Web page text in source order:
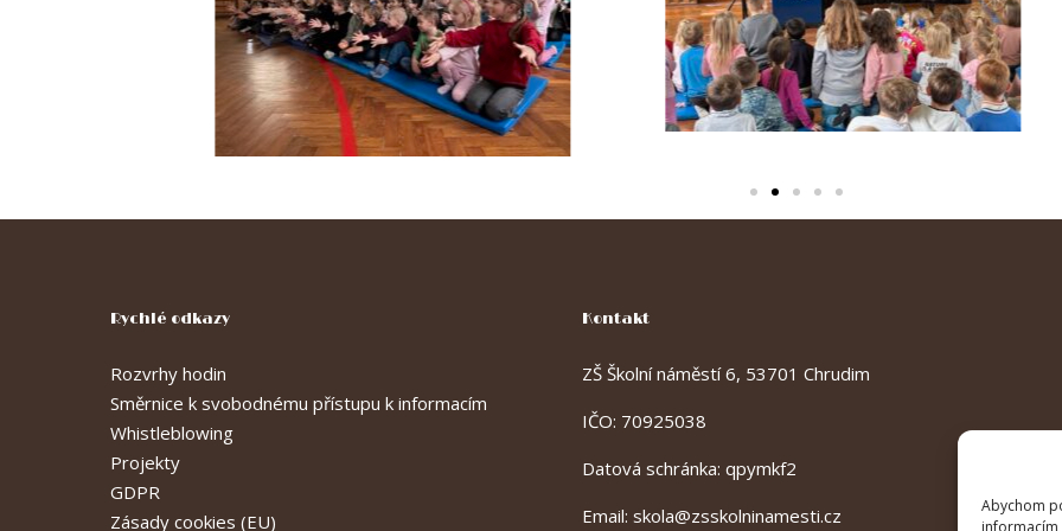
Abychom
informacím
Rychlé odkazy
Rozvrhy hodin
Směrnice k svobodnému přístupu k informacím
Whistleblowing
Projekty
GDPR
Zásady cookies (EU)
Kontakt
ZŠ Školní náměstí 6, 53701 Chrudim
IČO: 70925038
Datová schránka: qpymkf2
Email: skola@zsskolninamesti.cz